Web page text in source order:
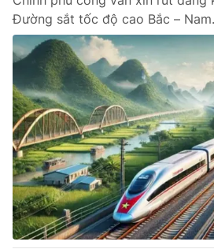
Pháp luật
Y tế
Thế giới
Tin tức
Thế giới đó đây
Câu chuyện quốc tế
Kinh tế
Tài chính
Thị trường
Dữ liệu và đời sống
Đường sắt tốc độ cao Bắc – Nam.